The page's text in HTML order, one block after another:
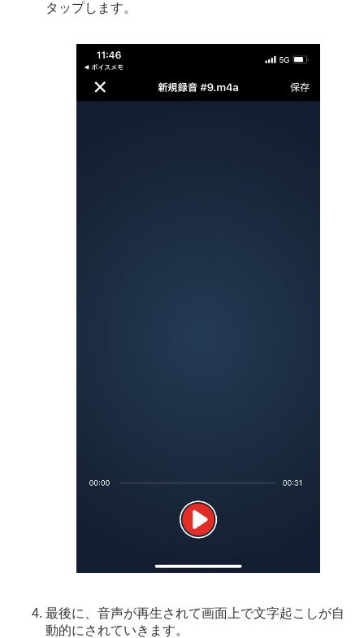
タップします。
最後に、音声が再生されて画面上で文字起こしが自
動的にされていきます。